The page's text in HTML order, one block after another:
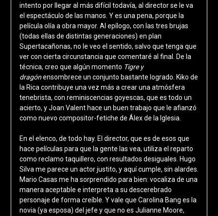
intento por llegar al más difícil todavía, al director se le va
el espectáculo de las manos. Y es una pena, porque la
película olía a obra mayor. Al epílogo, con las tres brujas
(todas ellas de distintas generaciones) en plan
Supertacañonas, no le veo el sentido, salvo que tenga que
ver con cierta circunstancia que comentaré al final. De la
técnica, creo que algún momento Tigre y
dragónensombrece un conjunto bastante logrado. Kiko de
la Rica contribuye una vez más a crear una atmósfera
tenebrista, con reminiscencias goyescas, que es todo un
acierto, y Joan Valent hace un buen trabajo que le afianzó
como nuevo compositor-fetiche de Álex de la Iglesia.
En el elenco, de todo hay. El director, que es de esos que
hace películas para que la gente las vea, utiliza el reparto
como reclamo taquillero, con resultados desiguales. Hugo
Silva me parece un actor justito, y aquí cumple, sin alardes.
Mario Casas me ha sorprendido para bien: vocaliza de una
manera aceptable e interpreta a su descerebrado
personaje de forma creíble. Y vale que Carolina Bang es la
novia (ya esposa) del jefe y que no es Julianne Moore,